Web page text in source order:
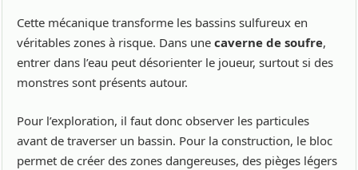
Cette mécanique transforme les bassins sulfureux en
véritables zones à risque. Dans une caverne de soufre,
entrer dans l’eau peut désorienter le joueur, surtout si des
monstres sont présents autour.
Pour l’exploration, il faut donc observer les particules
avant de traverser un bassin. Pour la construction, le bloc
permet de créer des zones dangereuses, des pièges légers